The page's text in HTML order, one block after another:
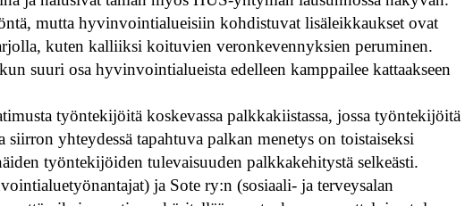
mutta hyvinvointialueisiin kohdistuvat lisäleikkaukset ovat
kuten kalliiksi koituvien veronkevennyksien peruminen.
suuri osa hyvinvointialueista edelleen kamppailee kattaakseen
työntekijöitä koskevassa palkkakiistassa, jossa työntekijöitä
yhteydessä tapahtuva palkan menetys on toistaiseksi
työntekijöiden tulevaisuuden palkkakehitystä selkeästi.
ja Sote ry:n (sosiaali- ja terveysalan